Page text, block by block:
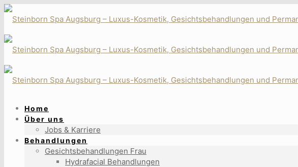
Home
Über uns
Jobs & Karriere
Behandlungen
Gesichtsbehandlungen Frau
Hydrafacial Behandlungen